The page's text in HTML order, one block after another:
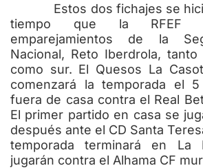
Estos dos fichajes se
tiempo que la RFEF
emparejamientos de la
Nacional, Reto Iberdrola,
como sur. El Quesos La
comenzará la temporada el
fuera de casa contra el Real
El primer partido en casa se
después ante el CD Santa
temporada terminará en La
jugarán contra el Alhama CF